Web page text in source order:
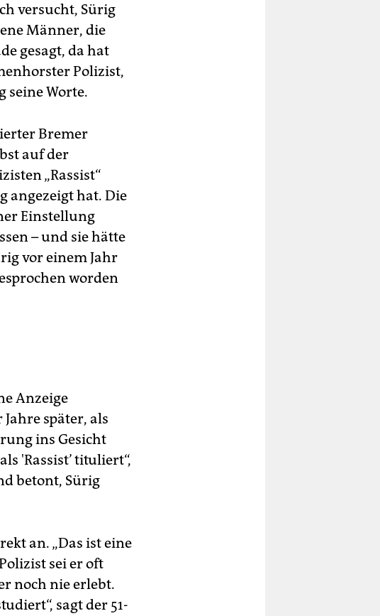
versucht, Sürig
Männer, die
gesagt, da hat
Polizist,
seine Worte.
Bremer
auf der
„Rassist“
angezeigt hat. Die
Einstellung
– und sie hätte
vor einem Jahr
worden
Anzeige
später, als
ins Gesicht
'Rassist’ tituliert“,
betont, Sürig
an. „Das ist eine
sei er oft
noch nie erlebt.
sagt der 51-